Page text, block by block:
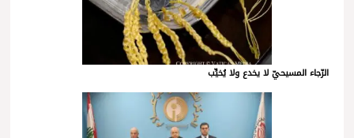
الرّجاء المسيحيّ لا يخدع ولا يُخيِّب